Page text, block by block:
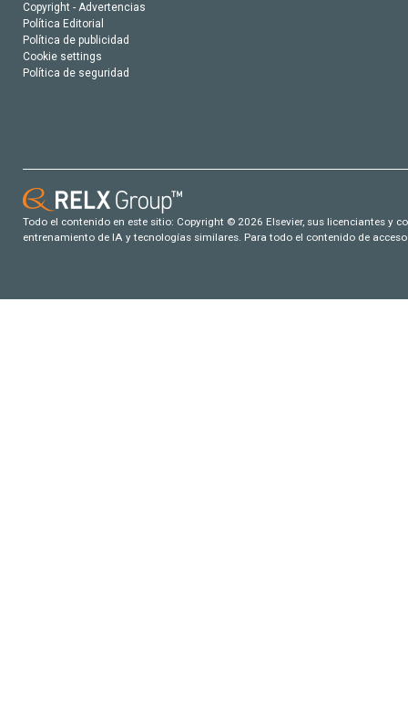
Copyright - Advertencias
Política Editorial
Política de publicidad
Cookie settings
Política de seguridad
Todo el contenido en este sitio: Copyright © 2026 Elsevier, sus licenciantes y
entrenamiento de IA y tecnologías similares. Para todo el contenido de